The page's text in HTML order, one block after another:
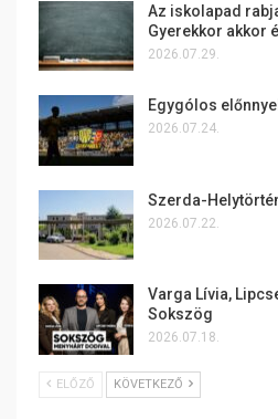
Az iskolapad
Gyerekkor akkor
2026.07.29.
Egygólos
2026.07.24.
Szerda-
2026.07.22.
Varga Lívia,
Sokszög
2026.07.18.
ELŐZŐ KÖVETKEZŐ